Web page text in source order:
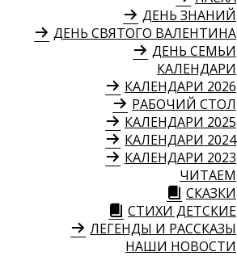
ДЕНЬ ЗНАНИЙ
ДЕНЬ СВЯТОГО ВАЛЕНТИНА
ДЕНЬ СЕМЬИ
КАЛЕНДАРИ
КАЛЕНДАРИ 2026
РАБОЧИЙ СТОЛ
КАЛЕНДАРИ 2025
КАЛЕНДАРИ 2024
КАЛЕНДАРИ 2023
ЧИТАЕМ
СКАЗКИ
СТИХИ ДЕТСКИЕ
ЛЕГЕНДЫ И РАССКАЗЫ
НАШИ НОВОСТИ